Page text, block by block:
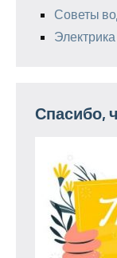
Советы
Спасибо,